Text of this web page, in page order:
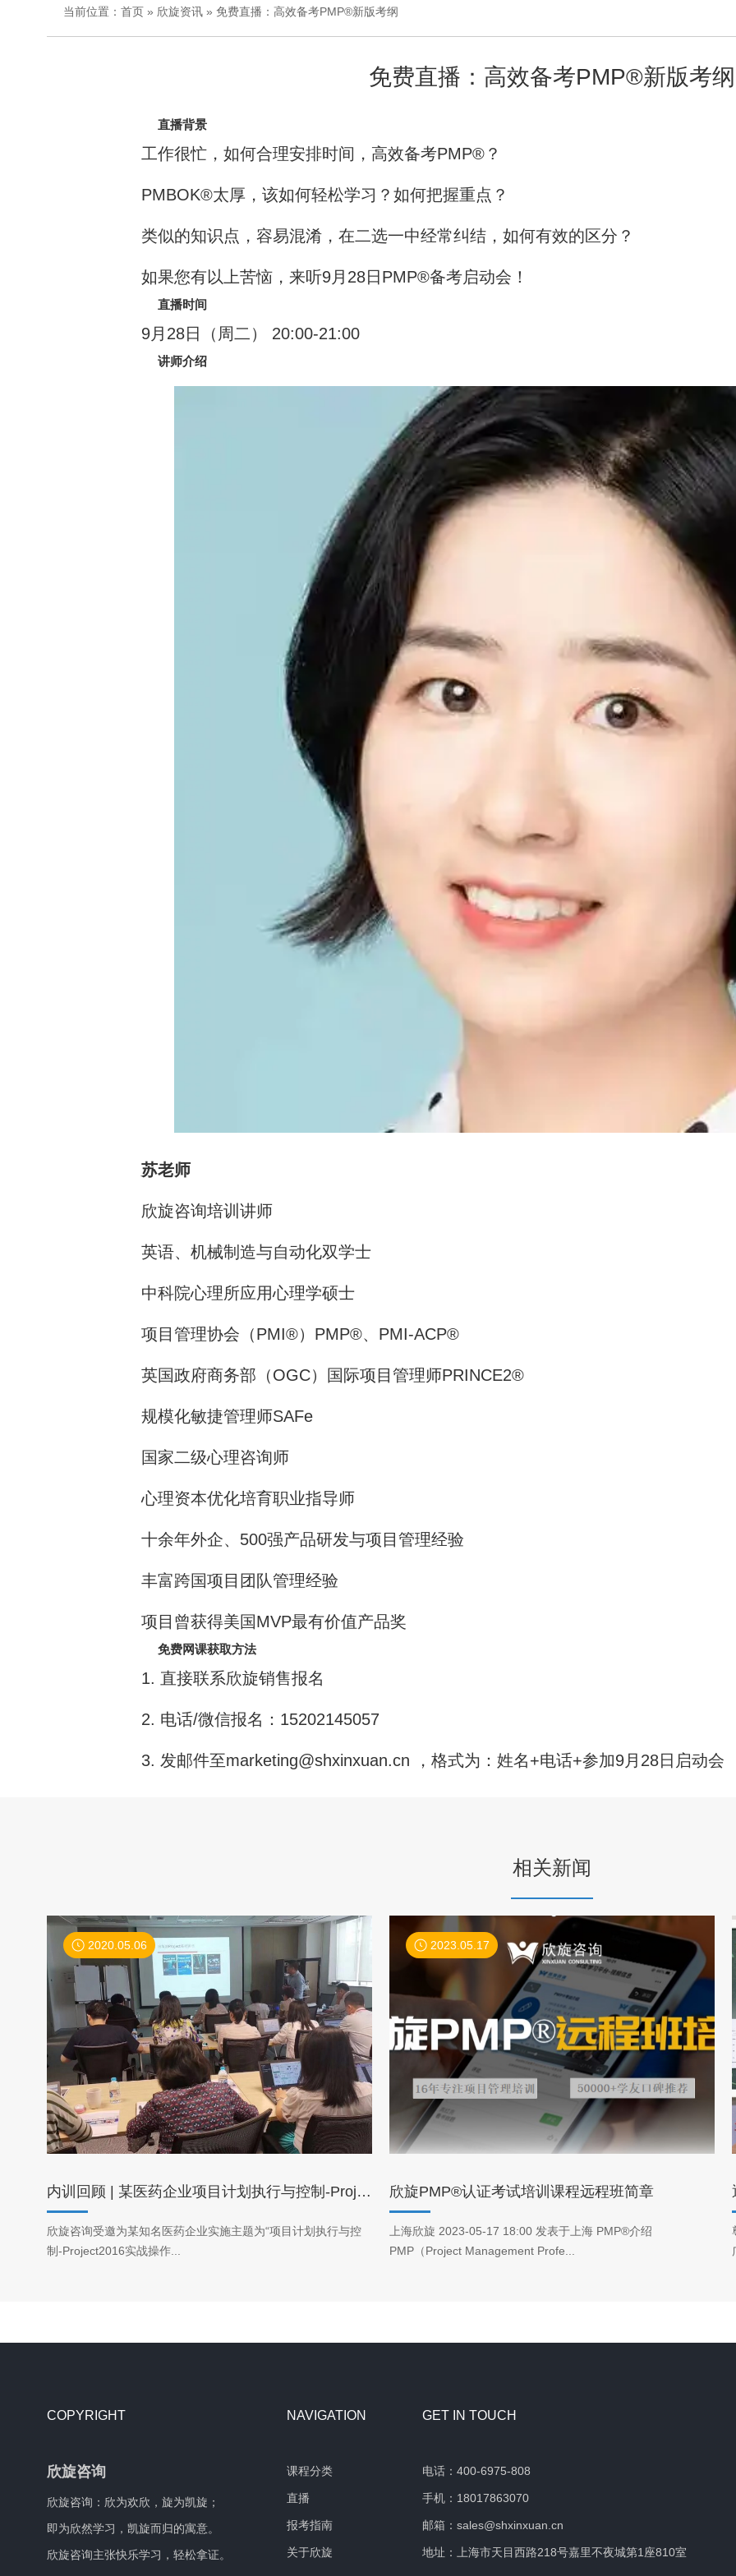
当前位置： 首页 » 欣旋资讯 » 免费直播：高效备考PMP®新版考纲
免费直播：高效备考PMP®新版考纲
直播背景
工作很忙，如何合理安排时间，高效备考PMP®？
PMBOK®太厚，该如何轻松学习？如何把握重点？
类似的知识点，容易混淆，在二选一中经常纠结，如何有效的区分？
如果您有以上苦恼，来听9月28日PMP®备考启动会！
直播时间
9月28日（周二） 20:00-21:00
讲师介绍
苏老师
欣旋咨询培训讲师
英语、机械制造与自动化双学士
中科院心理所应用心理学硕士
项目管理协会（PMI®）PMP®、PMI-ACP®
英国政府商务部（OGC）国际项目管理师PRINCE2®
规模化敏捷管理师SAFe
国家二级心理咨询师
心理资本优化培育职业指导师
十余年外企、500强产品研发与项目管理经验
丰富跨国项目团队管理经验
项目曾获得美国MVP最有价值产品奖
免费网课获取方法
1. 直接联系欣旋销售报名
2. 电话/微信报名：15202145057
3. 发邮件至marketing@shxinxuan.cn ，格式为：姓名+电话+参加9月28日启动会
相关新闻
2020.05.06
内训回顾 | 某医药企业项目计划执行与控制-Project2016实战操作
欣旋咨询受邀为某知名医药企业实施主题为“项目计划执行与控
制-Project2016实战操作...
2023.05.17
欣旋PMP®认证考试培训课程远程班简章
上海欣旋 2023-05-17 18:00 发表于上海 PMP®介绍
PMP（Project Management Profe...
COPYRIGHT
欣旋咨询
欣旋咨询：欣为欢欣，旋为凯旋；
即为欣然学习，凯旋而归的寓意。
欣旋咨询主张快乐学习，轻松拿证。
NAVIGATION
课程分类
直播
报考指南
关于欣旋
GET IN TOUCH
电话：400-6975-808
手机：18017863070
邮箱：sales@shxinxuan.cn
地址：上海市天目西路218号嘉里不夜城第1座810室